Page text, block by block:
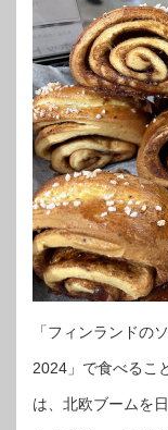
「フィンランドの
2024」で食べるこ
は、北欧ブームを